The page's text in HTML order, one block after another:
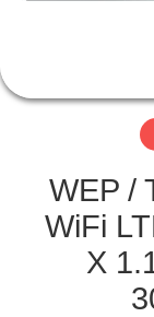
NIEUWS
VERZOEK
OM EEN
WEP /
WiFi
X